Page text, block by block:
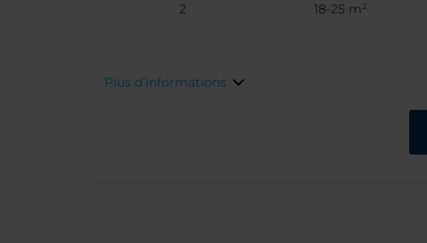
2 18-25 m²
Plus d’informations